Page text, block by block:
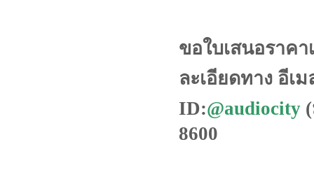
ขอใบเสนอราคา
ละเอียดทาง อีเ
ID:@audiocity
8600